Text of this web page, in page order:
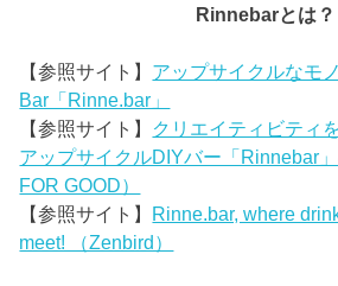
Rinnebarとは？
【参照サイト】 アップサイクルなモ
Bar「Rinne.bar」
【参照サイト】 クリエイティビティ
アップサイクルDIYバー「Rinnebar
FOR GOOD）
【参照サイト】 Rinne.bar, where
meet! （Zenbird）